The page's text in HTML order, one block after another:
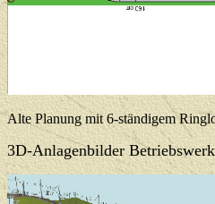
Alte Planung mit 6-ständigem
3D-Anlagenbilder